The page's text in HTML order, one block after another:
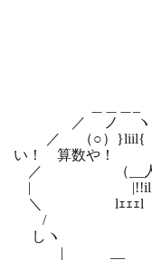
／ ノ ヽ
／ （○）}liil{（
い！ 算数や！
／ （__人
|
＼ lｪｪｪl
/
しヽ ﾄ
| __